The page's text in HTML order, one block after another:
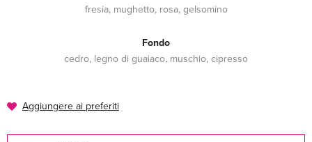
fresia, mughetto, rosa, gelsomino
Fondo
cedro, legno di guaiaco, muschio, cipresso
Aggiungere ai preferiti